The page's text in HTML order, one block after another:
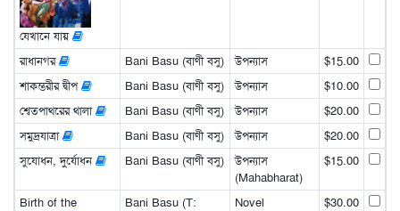
যেখানে যায়
রাধানগর Bani Basu (বাণী বসু) উপন্যাস
$15.00
শাকম্ভরীর দ্বীপ
Bani Basu (বাণী বসু) উপন্যাস
$10.00
শ্বেতপাথরের থালা
Bani Basu (বাণী বসু) উপন্যাস
$20.00
সমুদ্রযাত্রা
Bani Basu (বাণী বসু) উপন্যাস
$20.00
সুযোধন, দুর্যোধন
Bani Basu (বাণী বসু)
উপন্যাস
(Mahabharat)
$15.00
Birth of the
Bani Basu (T:
Novel $30.00